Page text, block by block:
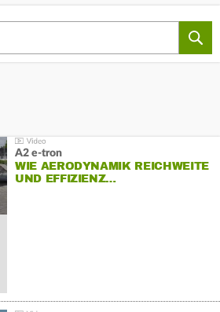
A2 e-tron
WIE AERODYNAMIK REICHWEITE
UND EFFIZIENZ…